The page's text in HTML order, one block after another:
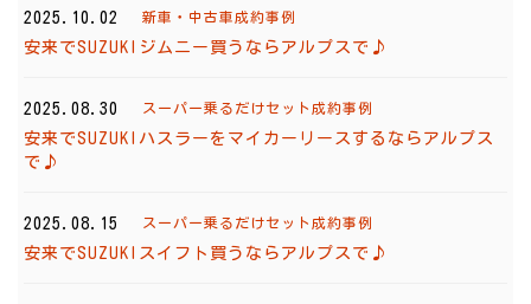
2025.10.02 新車・中古車成約事例
安来でSUZUKIジムニー買うならアルプスで♪
2025.08.30 スーパー乗るだけセット成約事例
安来でSUZUKIハスラーをマイカーリースするならアルプス
で♪
2025.08.15 スーパー乗るだけセット成約事例
安来でSUZUKIスイフト買うならアルプスで♪